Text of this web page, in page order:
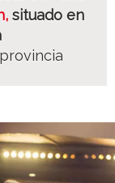
situado en